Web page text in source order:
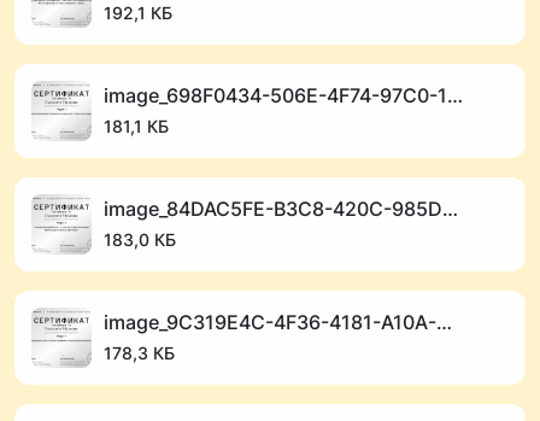
192,1 КБ
image_698F0434-506E-4F74-97C0-17B8FE907D65_1768912788.png
181,1 КБ
image_84DAC5FE-B3C8-420C-985D-665C6DDB8938_1768912782.png
183,0 КБ
image_9C319E4C-4F36-4181-A10A-D21740E5EB63_1768912775.png
178,3 КБ